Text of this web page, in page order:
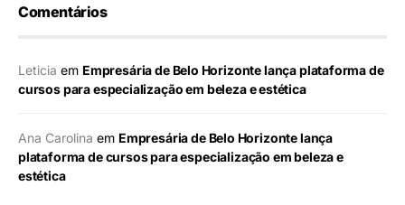
Comentários
Leticia em Empresária de Belo Horizonte lança plataforma de
cursos para especialização em beleza e estética
Ana Carolina em Empresária de Belo Horizonte lança
plataforma de cursos para especialização em beleza e
estética